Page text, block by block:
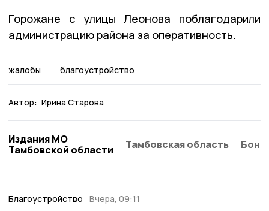
Горожане с улицы Леонова поблагодарили
администрацию района за оперативность.
жалобы благоустройство
Автор: Ирина Старова
Издания МО
Тамбовской области
Тамбовская область
Благоустройство Вчера, 09:11